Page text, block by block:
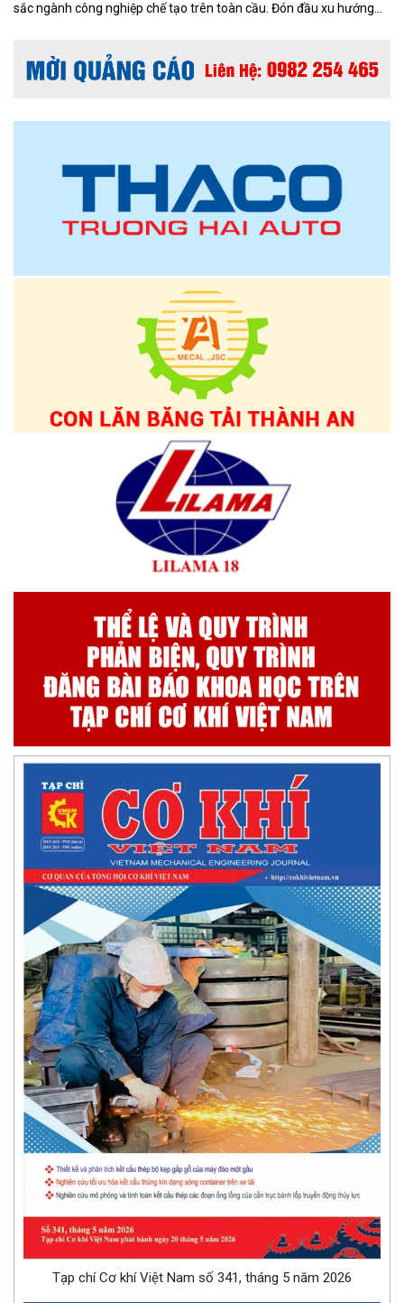
sắc ngành công nghiệp chế tạo trên toàn cầu. Đón đầu xu hướng
xây dựng theo định hướng ứng dụng, kết hợp nền tảng cơ khí
truyền thống với các công nghệ thiết kế và sản xuất hiện đại.
Tạp chí Cơ khí Việt Nam số 341, tháng 5 năm 2026